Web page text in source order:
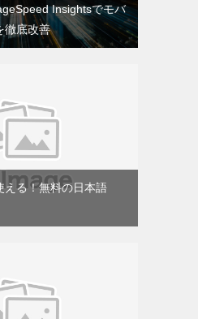
Insightsでモバ
徹底改善
える！無料の日本語